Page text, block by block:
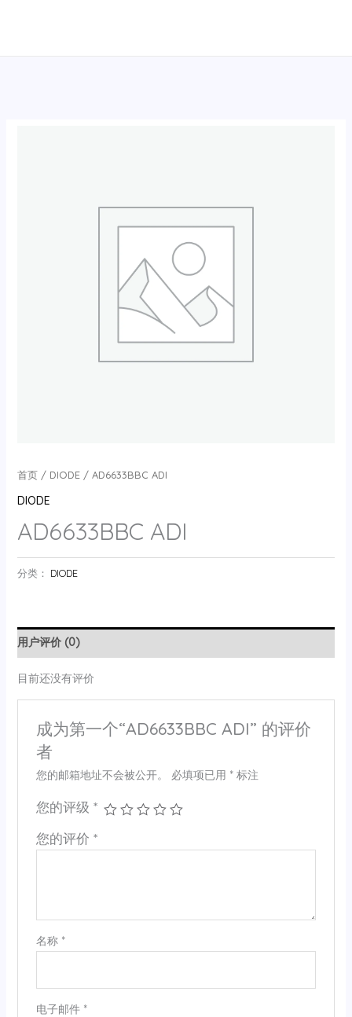
首页/ DIODE/ AD6633BBC ADI
DIODE
AD6633BBC ADI
分类： DIODE
用户评价 (0)
目前还没有评价
成为第一个“AD6633BBC ADI” 的评价
者
您的邮箱地址不会被公开。 必填项已用 *标注
您的评级 *
您的评价 *
名称 *
电子邮件 *